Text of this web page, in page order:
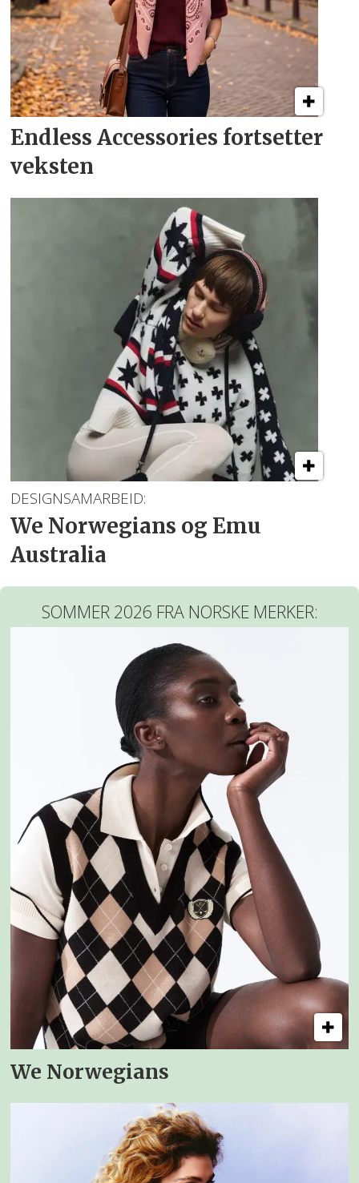
Endless Accessories fortsetter
veksten
DESIGNSAMARBEID:
We Norwegians og Emu
Australia
SOMMER 2026 FRA NORSKE MERKER:
We Norwegians